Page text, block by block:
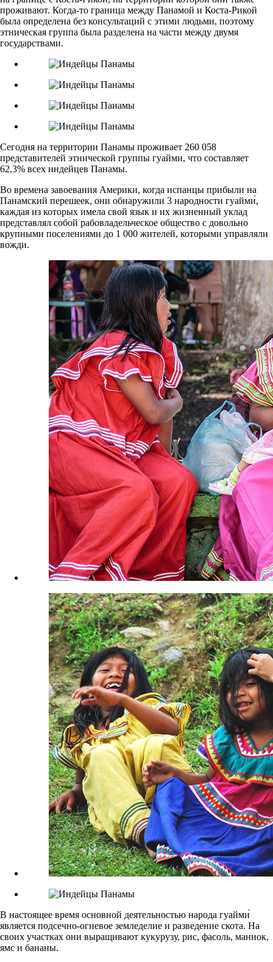
проживают. Когда-то граница между Панамой и Коста-Рикой
была определена без консультаций с этими людьми, поэтому
этническая группа была разделена на части между двумя
государствами.
Сегодня на территории Панамы проживает 260 058
представителей этнической группы гуайми, что составляет
62,3% всех индейцев Панамы.
Во времена завоевания Америки, когда испанцы прибыли на
Панамский перешеек, они обнаружили 3 народности гуайми́,
каждая из которых имела свой язык и их жизненный уклад
представлял собой рабовладельческое общество с довольно
крупными поселениями до 1 000 жителей, которыми управляли
вожди.
В настоящее время основной деятельностью народа гуайми́
является подсечно-огневое земледелие и разведение скота. На
своих участках они выращивают кукурузу, рис, фасоль, маниок,
ямс и бананы.